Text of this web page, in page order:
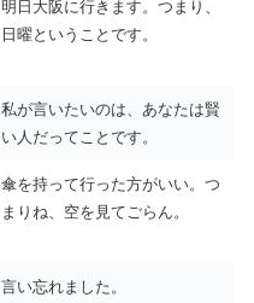
明日大阪に行きます。つまり、
日曜ということです。
私が言いたいのは、あなたは賢
い人だってことです。
傘を持って行った方がいい。つ
まりね、空を見てごらん。
言い忘れました。